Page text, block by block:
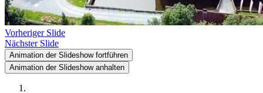
Vorheriger Slide
Nächster Slide
Animation der Slideshow fortführen
Animation der Slideshow anhalten